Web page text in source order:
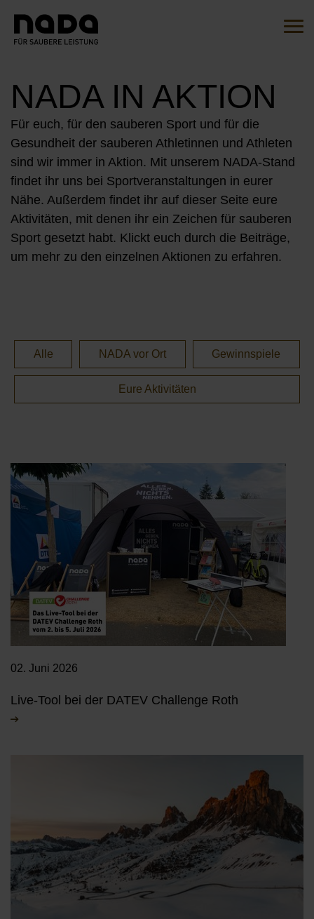
EN
HOME
ÜBERSICHT
UNSERE BOTSCHAFTER*INNEN
AKTIONEN
MITMACHEN
Sie sind hier:
NADA IN AKTION
Für euch, für den sauberen Sport und für die
Gesundheit der sauberen Athletinnen und Athleten
sind wir immer in Aktion. Mit unserem NADA-Stand
findet ihr uns bei Sportveranstaltungen in eurer
Nähe. Außerdem findet ihr auf dieser Seite eure
Aktivitäten, mit denen ihr ein Zeichen für sauberen
Sport gesetzt habt. Klickt euch durch die Beiträge,
um mehr zu den einzelnen Aktionen zu erfahren.
Alle NADA vor Ort Gewinnspiele
Eure Aktivitäten
02. Juni 2026
Live-Tool bei der DATEV Challenge Roth